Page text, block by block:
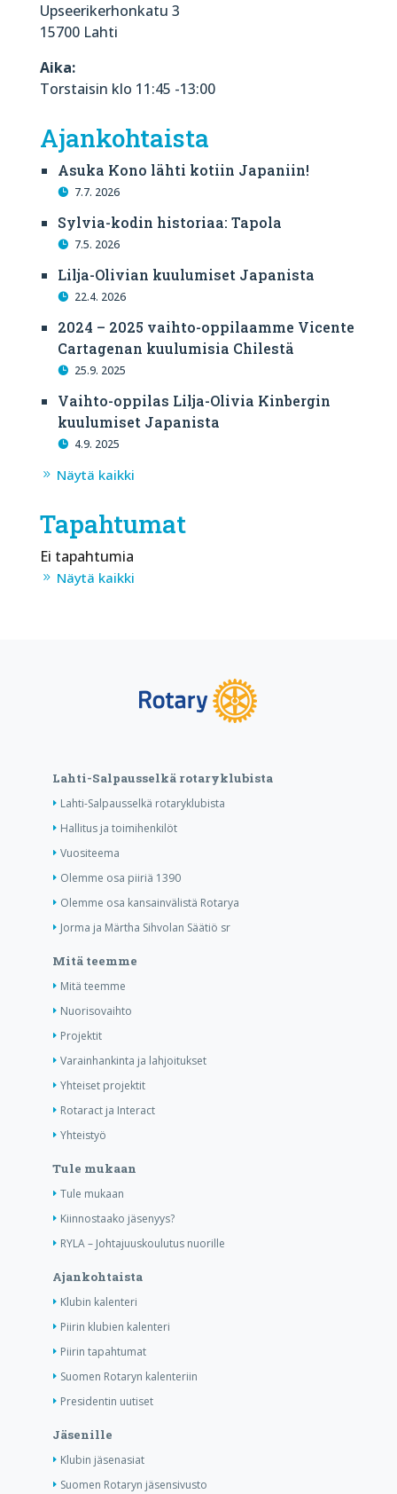
Upseerikerhonkatu 3
15700 Lahti
Aika:
Torstaisin klo 11:45 -13:00
Ajankohtaista
Asuka Kono lähti kotiin Japaniin!
7.7. 2026
Sylvia-kodin historiaa: Tapola
7.5. 2026
Lilja-Olivian kuulumiset Japanista
22.4. 2026
2024 – 2025 vaihto-oppilaamme Vicente
Cartagenan kuulumisia Chilestä
25.9. 2025
Vaihto-oppilas Lilja-Olivia Kinbergin
kuulumiset Japanista
4.9. 2025
Näytä kaikki
Tapahtumat
Ei tapahtumia
Näytä kaikki
Lahti-Salpausselkä rotaryklubista
Lahti-Salpausselkä rotaryklubista
Hallitus ja toimihenkilöt
Vuositeema
Olemme osa piiriä 1390
Olemme osa kansainvälistä Rotarya
Jorma ja Märtha Sihvolan Säätiö sr
Mitä teemme
Mitä teemme
Nuorisovaihto
Projektit
Varainhankinta ja lahjoitukset
Yhteiset projektit
Rotaract ja Interact
Yhteistyö
Tule mukaan
Tule mukaan
Kiinnostaako jäsenyys?
RYLA – Johtajuuskoulutus nuorille
Ajankohtaista
Klubin kalenteri
Piirin klubien kalenteri
Piirin tapahtumat
Suomen Rotaryn kalenteriin
Presidentin uutiset
Jäsenille
Klubin jäsenasiat
Suomen Rotaryn jäsensivusto